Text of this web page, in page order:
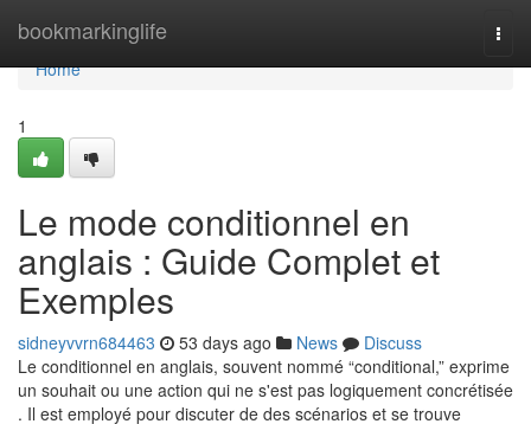
bookmarkinglife
Home
Home
1
Le mode conditionnel en
anglais : Guide Complet et
Exemples
sidneyvvrn684463 53 days ago News
Discuss
Le conditionnel en anglais, souvent nommé “conditional,” exprime
un souhait ou une action qui ne s'est pas logiquement concrétisée
. Il est employé pour discuter de des scénarios et se trouve